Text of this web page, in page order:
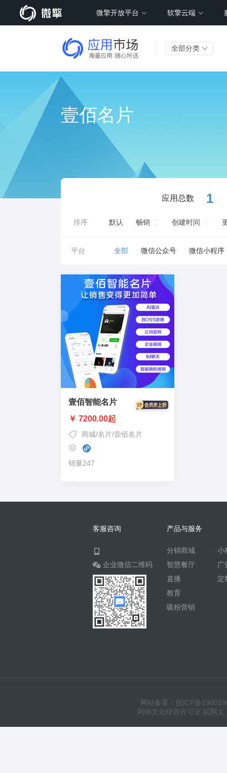
微擎开放平台 软擎云端
全部分类
壹佰名片
应用总数 1
排序 默认 畅销 创建时间
平台 全部 微信公众号 微信小程序
壹佰智能名片
￥ 7200.00起
商城/名片/壹佰名片
销量247
客服咨询
企业微信二维码
产品与服务
分销商城
智慧餐厅
直播
教育
吸粉营销
小
广
定
网站备案：皖ICP备
网络文化经营许可证 皖网